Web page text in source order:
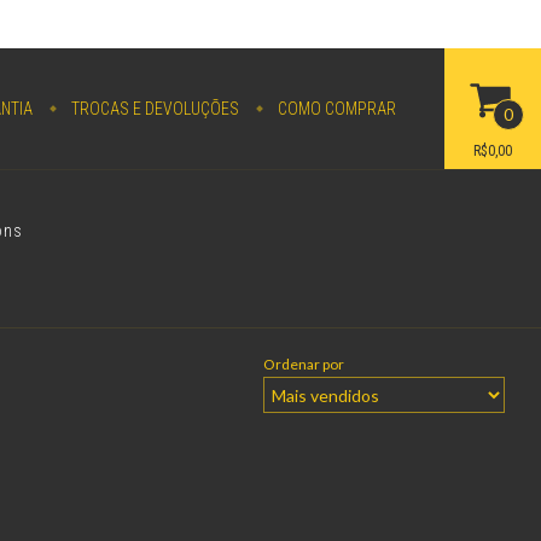
TROCAS E DEVOLUÇÕES COMO COMPRAR 0
R$0,00
Ordenar por